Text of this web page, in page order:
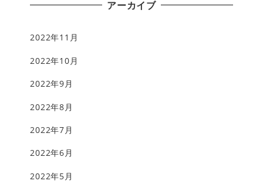
アーカイブ
2022年11月
2022年10月
2022年9月
2022年8月
2022年7月
2022年6月
2022年5月